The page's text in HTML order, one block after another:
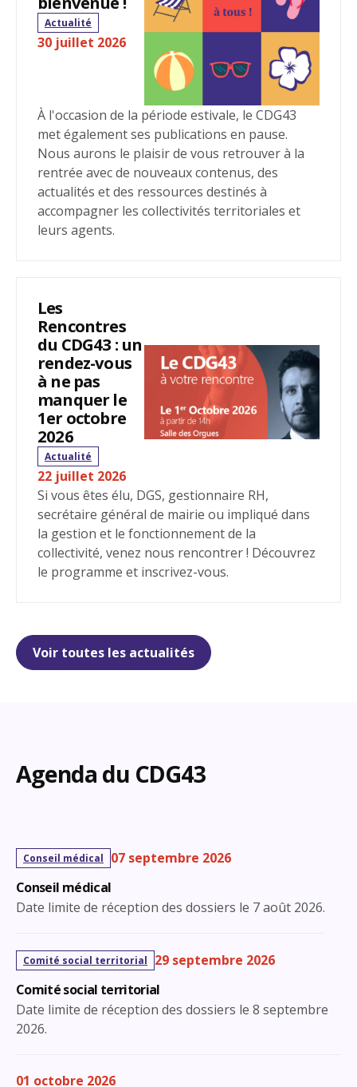
Actualité
30 juillet 2026
À l'occasion de la période estivale, le CDG43
met également ses publications en pause.
Nous aurons le plaisir de vous retrouver à la
rentrée avec de nouveaux contenus, des
actualités et des ressources destinés à
accompagner les collectivités territoriales et
leurs agents.
Les
Rencontres
du CDG43 : un
rendez-vous
à ne pas
manquer le
1er octobre
2026
Actualité
22 juillet 2026
Si vous êtes élu, DGS, gestionnaire RH,
secrétaire général de mairie ou impliqué dans
la gestion et le fonctionnement de la
collectivité, venez nous rencontrer ! Découvrez
le programme et inscrivez-vous.
Voir toutes les actualités
Agenda du CDG43
Conseil médical
Conseil médical 07 septembre 2026
Date limite de réception des dossiers le 7 août 2026.
Comité social territorial
Comité social territorial 29 septembre 2026
Date limite de réception des dossiers le 8 septembre
2026.
01 octobre 2026